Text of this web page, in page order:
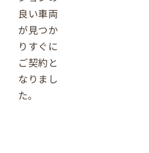
良い車両
が見つか
りすぐに
ご契約と
なりまし
た。